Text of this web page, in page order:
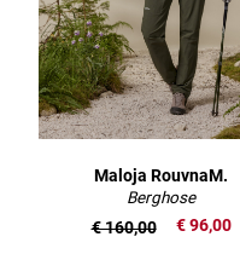
Maloja RouvnaM.
Berghose
€ 96,00
€ 160,00